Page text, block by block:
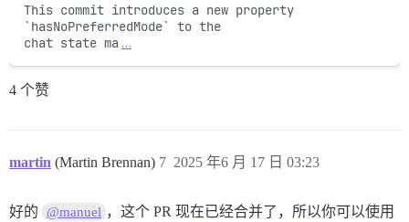
This commit introduces a new property
`hasNoPreferredMode` to the
chat state ma …
4 个赞
martin (Martin Brennan) 2025 年6 月 17 日 03:23
7
好的 @manuel ，这个 PR 现在已经合并了，所以你可以使用